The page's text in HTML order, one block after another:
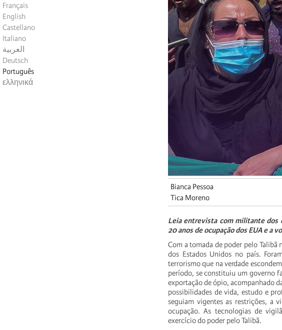
Français
English
Castellano
Italiano
العربية
Deutsch
Português
ελληνικά
Bianca Pessoa
Tica Moreno
Leia entrevista com militante dos
20 anos de ocupação dos EUA e a
Com a tomada de poder pelo
dos Estados Unidos no país.
terrorismo que na verdade
período, se constituiu um governo
exportação de ópio, acompanhado
possibilidades de vida, estudo e
seguiam vigentes as restrições, a
ocupação. As tecnologias de
exercício do poder pelo Talibã.